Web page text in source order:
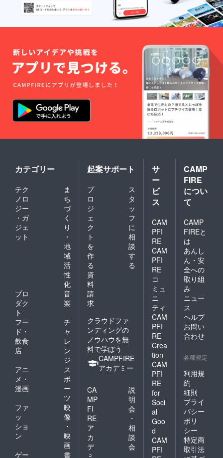
カテゴリー
テク
ノロ
ジー
・ガ
ジェ
ット
ま
ち
づ
く
り
・
地
域
活
性
化
プロ
ダク
ト
音
楽
フー
ド・
飲食
店
チ
ャ
レ
ン
ジ
アニ
メ・
漫画
ス
ポ
ー
ツ
ファ
ッ
ショ
ン
映
像
・
映
画
ゲー
書
起案サポート
プ
ロ
ジ
ェ
ク
ト
を
作
る
ス
タ
ッ
フ
に
相
談
す
る
資
料
請
求
クラウドファ
ンディングの
ノウハウを無
料で学ぼう
CAMPFIRE
アカデミー
CA
MP
FI
RE
ア
カ
デ
ミ
説
明
会
・
相
談
会
サ
ー
ビ
ス
CAM
PFI
RE
CAM
PFI
RE
コ
ミュ
ニ
ティ
CAM
PFI
RE
Crea
tion
CAM
PFI
RE
for
Soci
al
Goo
d
CAM
PFI
CAMP
FIRE
につい
て
CAMP
FIREと
は
あんし
ん・安
全への
取り組
み
ニュー
ス
ヘルプ
お問い
合わせ
各種規定
利用規
約
細則
プライ
バシー
ポリ
シー
特定商
取引法